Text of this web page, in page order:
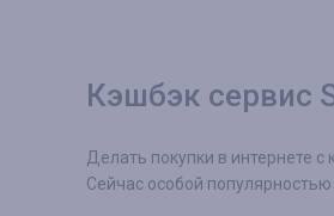
Кэшбэк сервис
Делать покупки в интернете
Сейчас особой популярностью